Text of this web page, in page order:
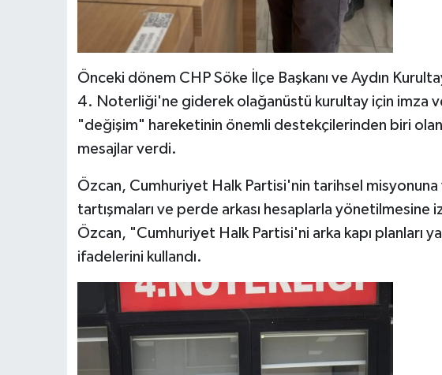
Önceki dönem CHP Söke İlçe Başkanı ve Aydın
4. Noterliği'ne giderek olağanüstü kurultay için imza
"değişim" hareketinin önemli destekçilerinden biri olan
mesajlar verdi.
Özcan, Cumhuriyet Halk Partisi'nin tarihsel
tartışmaları ve perde arkası hesaplarla
Özcan, "Cumhuriyet Halk Partisi'ni arka kapı planları
ifadelerini kullandı.